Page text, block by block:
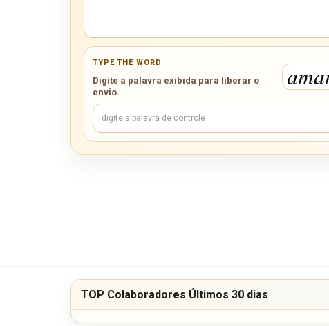
TYPE THE WORD
Digite a palavra exibida para liberar o
envio.
TOP Colaboradores Últimos 30 dias